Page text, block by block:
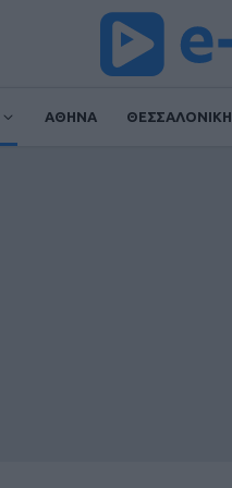
ΑΘΗΝΑ ΘΕΣΣΑΛΟΝΙΚΗ